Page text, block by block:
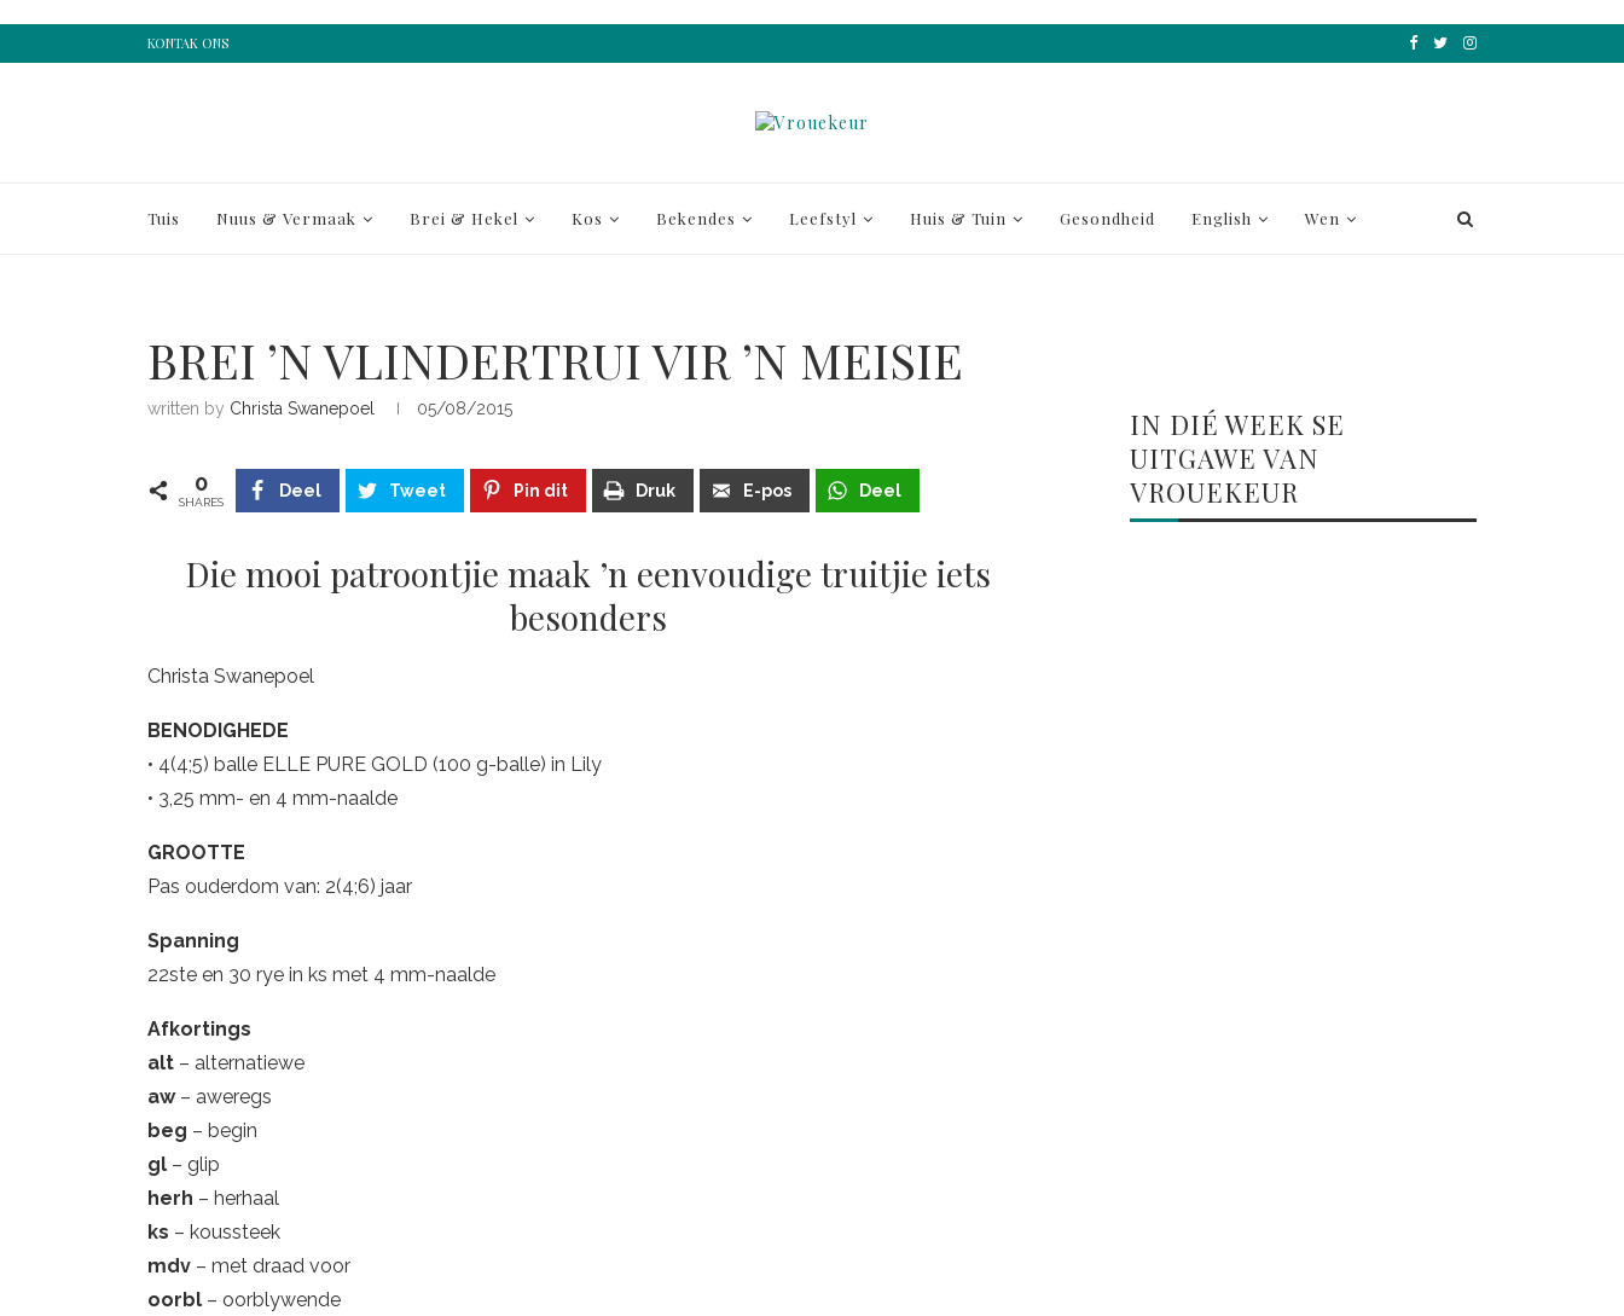
KONTAK ONS
Tuis Nuus & Vermaak Brei & Hekel Kos Bekendes Leefstyl Huis & Tuin Gesondheid English Wen
BREI ’N VLINDERTRUI VIR ’N MEISIE
written by Christa Swanepoel 05/08/2015
0
SHARES
Deel Tweet Pin dit Druk E-pos Deel
Die mooi patroontjie maak ’n eenvoudige truitjie iets
besonders
Christa Swanepoel
BENODIGHEDE
• 4(4;5) balle ELLE PURE GOLD (100 g-balle) in Lily
• 3,25 mm- en 4 mm-naalde
GROOTTE
Pas ouderdom van: 2(4;6) jaar
Spanning
22ste en 30 rye in ks met 4 mm-naalde
Afkortings
alt – alternatiewe
aw – aweregs
beg – begin
gl – glip
herh – herhaal
ks – koussteek
mdv – met draad voor
oorbl – oorblywende
IN DIÉ WEEK SE
UITGAWE VAN
VROUEKEUR